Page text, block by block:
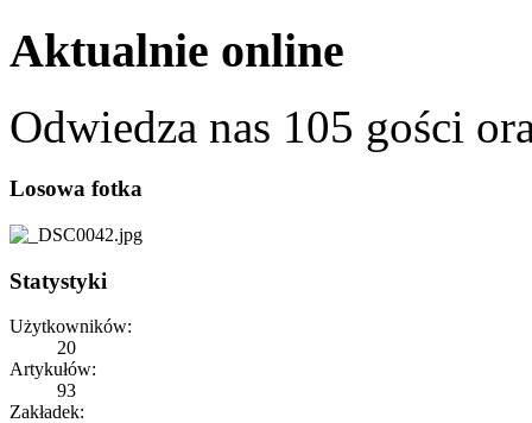
Aktualnie online
Odwiedza nas 105 gości
Losowa fotka
Statystyki
Użytkowników:
20
Artykułów:
93
Zakładek: